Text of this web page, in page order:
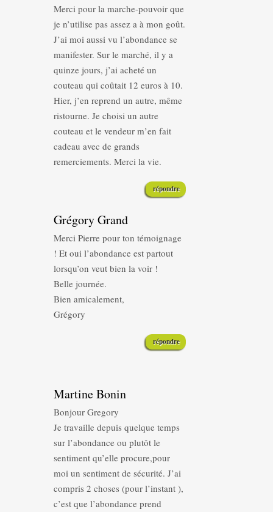
Merci pour la marche-pouvoir que
je n’utilise pas assez a à mon goût.
J’ai moi aussi vu l’abondance se
manifester. Sur le marché, il y a
quinze jours, j’ai acheté un
couteau qui coûtait 12 euros à 10.
Hier, j’en reprend un autre, même
ristourne. Je choisi un autre
couteau et le vendeur m’en fait
cadeau avec de grands
remerciements. Merci la vie.
répondre
Grégory Grand
Merci Pierre pour ton témoignage
! Et oui l’abondance est partout
lorsqu’on veut bien la voir !
Belle journée.
Bien amicalement,
Grégory
répondre
Martine Bonin
Bonjour Gregory
Je travaille depuis quelque temps
sur l’abondance ou plutôt le
sentiment qu’elle procure,pour
moi un sentiment de sécurité. J’ai
compris 2 choses (pour l’instant ),
c’est que l’abondance prend